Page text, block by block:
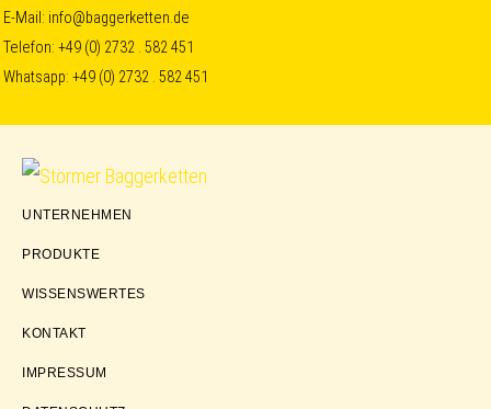
Skip
to
primary
navigation
Skip
to
content
Skip
to
E-Mail: info@baggerketten.de
Telefon:+49 (0) 2732 . 582 451
Whatsapp:+49 (0) 2732 . 582 451
Störmer
UNTERNEHMEN
PRODUKTE
WISSENSWERTES
KONTAKT
IMPRESSUM